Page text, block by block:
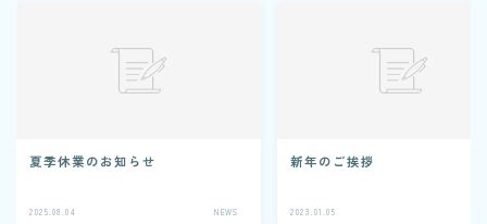
CONTACT
夏季休業のお知らせ
2025.08.04 NEWS
新年のご挨拶
2023.01.05